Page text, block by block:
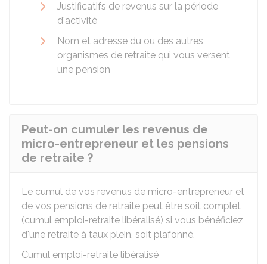
Justificatifs de revenus sur la période
d'activité
Nom et adresse du ou des autres
organismes de retraite qui vous versent
une pension
Peut-on cumuler les revenus de
micro-entrepreneur et les pensions
de retraite ?
Le cumul de vos revenus de micro-entrepreneur et
de vos pensions de retraite peut être soit complet
(cumul emploi-retraite libéralisé) si vous bénéficiez
d'une retraite à taux plein, soit plafonné.
Cumul emploi-retraite libéralisé